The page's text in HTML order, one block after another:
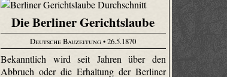
Die Berliner Gerichtslaube
Deutsche Bauzeitung• 26.5.1870
Bekanntlich wird seit Jahren über den
Abbruch oder die Erhaltung der Berliner